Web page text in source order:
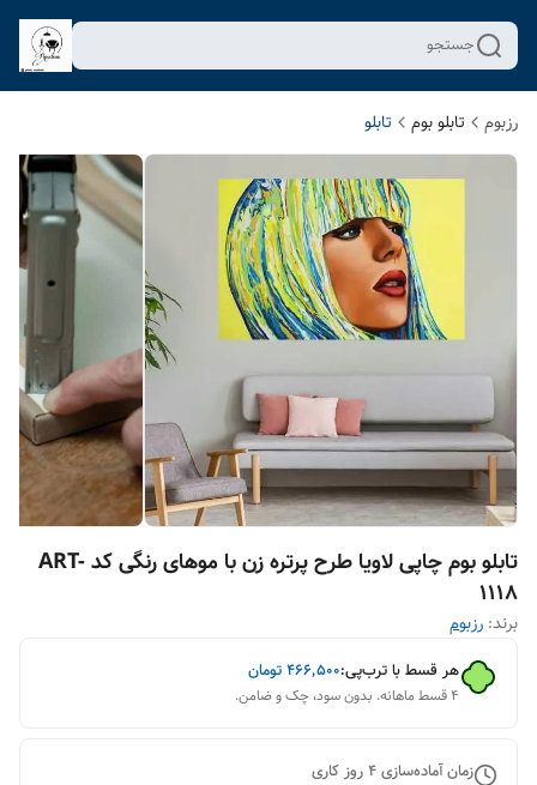
جستجو
رزبوم تابلو بوم تابلو
تابلو بوم چاپی لاویا طرح پرتره زن با موهای رنگی کد ART-
1118
برند: رزبوم
هر قسط با ترب‌پی:۴۶۶٬۵۰۰تومان
۴ قسط ماهانه. بدون سود، چک و ضامن.
زمان آماده‌سازی4روز کاری